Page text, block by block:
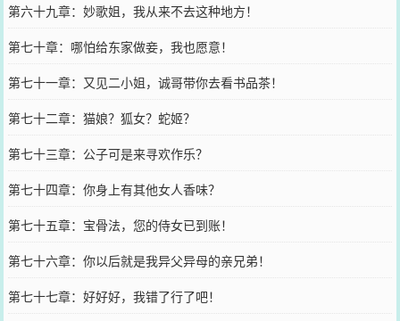
第六十九章：妙歌姐，我从来不去这种地方！
第七十章：哪怕给东家做妾，我也愿意！
第七十一章：又见二小姐，诚哥带你去看书品茶！
第七十二章：猫娘？狐女？蛇姬？
第七十三章：公子可是来寻欢作乐？
第七十四章：你身上有其他女人香味？
第七十五章：宝骨法，您的侍女已到账！
第七十六章：你以后就是我异父异母的亲兄弟！
第七十七章：好好好，我错了行了吧！